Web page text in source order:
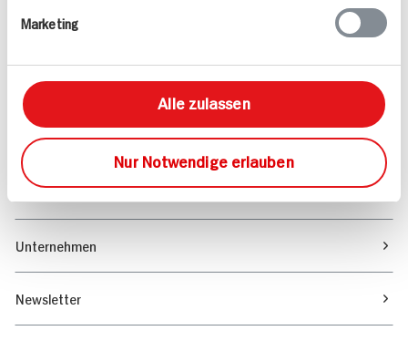
Marketing
Alle zulassen
Nur Notwendige erlauben
Sortiment
Marktfinder
Unser Magazin
Verantwortung & Nachhaltigkeit
Unternehmen
Newsletter